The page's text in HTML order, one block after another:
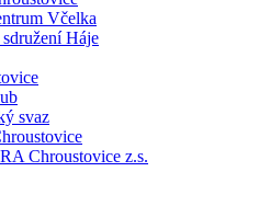
Včelka
Háje
svaz
Chroustovice z.s.